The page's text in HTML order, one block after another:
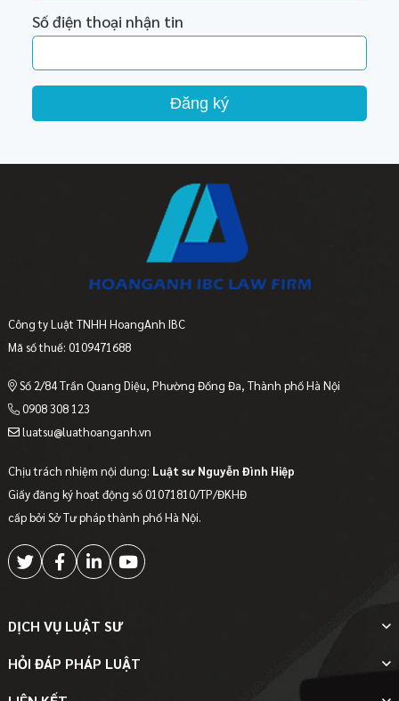
Số điện thoại nhận tin
Đăng ký
Công ty Luật TNHH HoangAnh IBC
Mã số thuế: 0109471688
Số 2/84 Trần Quang Diệu, Phường Đống Đa, Thành phố Hà Nội
0908 308 123
luatsu@luathoanganh.vn
Chịu trách nhiệm nội dung: Luật sư Nguyễn Đình Hiệp
Giấy đăng ký hoạt động số 01071810/TP/ĐKHĐ
cấp bởi Sở Tư pháp thành phố Hà Nội.
DỊCH VỤ LUẬT SƯ
HỎI ĐÁP PHÁP LUẬT